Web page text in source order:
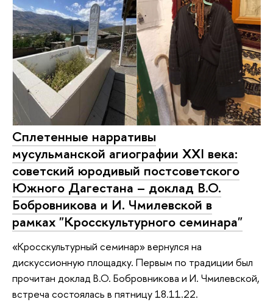
Сплетенные нарративы
мусульманской агиографии XXI века:
советский юродивый постсоветского
Южного Дагестана – доклад В.О.
Бобровникова и И. Чмилевской в
рамках "Кросскультурного семинара"
«Кросскультурный семинар» вернулся на
дискуссионную площадку. Первым по традиции был
прочитан доклад В.О. Бобровникова и И. Чмилевской,
встреча состоялась в пятницу 18.11.22.